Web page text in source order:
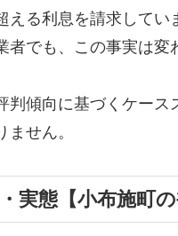
る利息を請求してい
でも、この事実は変
傾向に基づくケース
せん。
態【小布施町の